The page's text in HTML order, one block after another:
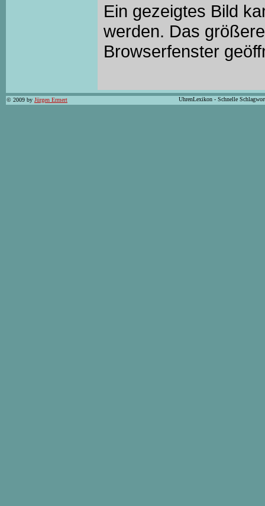
Ein gezeigtes Bild
werden. Das
Browserfenster
© 2009 by Jürgen Ermert UhrenLexikon - Schnelle